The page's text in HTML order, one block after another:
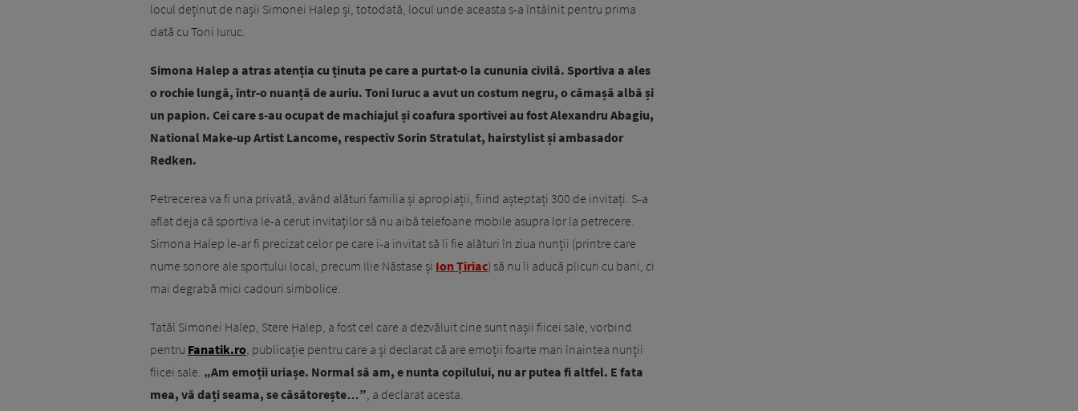
locul deținut de nașii Simonei Halep și, totodată, locul unde aceasta s-a întâlnit pentru prima
dată cu Toni Iuruc.
Simona Halep a atras atenția cu ținuta pe care a purtat-o la cununia civilă. Sportiva a ales
o rochie lungă, într-o nuanță de auriu. Toni Iuruc a avut un costum negru, o cămașă albă și
un papion. Cei care s-au ocupat de machiajul și coafura sportivei au fost Alexandru Abagiu,
National Make-up Artist Lancome, respectiv Sorin Stratulat, hairstylist și ambasador
Redken.
Petrecerea va fi una privată, având alături familia și apropiații, fiind așteptați 300 de invitați. S-a
aflat deja că sportiva le-a cerut invitaților să nu aibă telefoane mobile asupra lor la petrecere.
Simona Halep le-ar fi precizat celor pe care i-a invitat să îi fie alături în ziua nunții (printre care
nume sonore ale sportului local, precum Ilie Năstase și Ion Țiriac) să nu îi aducă plicuri cu bani, ci
mai degrabă mici cadouri simbolice.
Tatăl Simonei Halep, Stere Halep, a fost cel care a dezvăluit cine sunt nașii fiicei sale, vorbind
pentru Fanatik.ro, publicație pentru care a și declarat că are emoții foarte mari înaintea nunții
fiicei sale. „Am emoții uriașe. Normal să am, e nunta copilului, nu ar putea fi altfel. E fata
mea, vă dați seama, se căsătorește…”, a declarat acesta.